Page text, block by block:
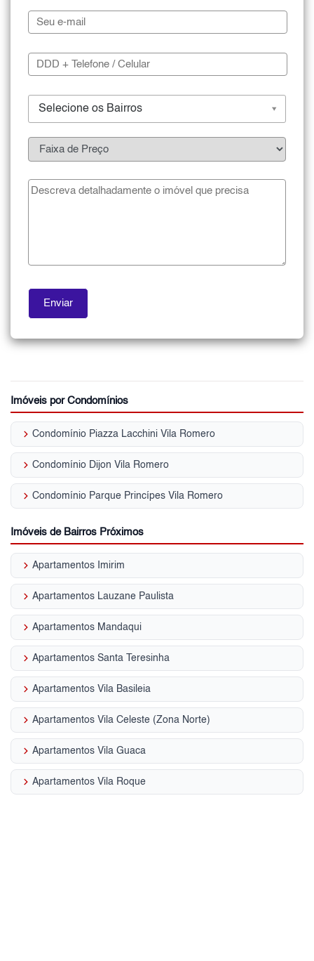
Selecione os Bairros
Imóveis por Condomínios
keyboard_arrow_right Condomínio Piazza Lacchini Vila Romero
keyboard_arrow_right Condomínio Dijon Vila Romero
keyboard_arrow_right Condomínio Parque Princípes Vila Romero
Imóveis de Bairros Próximos
keyboard_arrow_right Apartamentos Imirim
keyboard_arrow_right Apartamentos Lauzane Paulista
keyboard_arrow_right Apartamentos Mandaqui
keyboard_arrow_right Apartamentos Santa Teresinha
keyboard_arrow_right Apartamentos Vila Basileia
keyboard_arrow_right Apartamentos Vila Celeste (Zona Norte)
keyboard_arrow_right Apartamentos Vila Guaca
keyboard_arrow_right Apartamentos Vila Roque